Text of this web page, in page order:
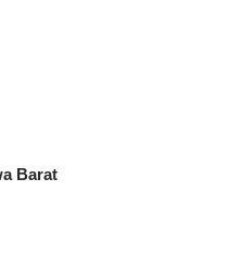
Barat